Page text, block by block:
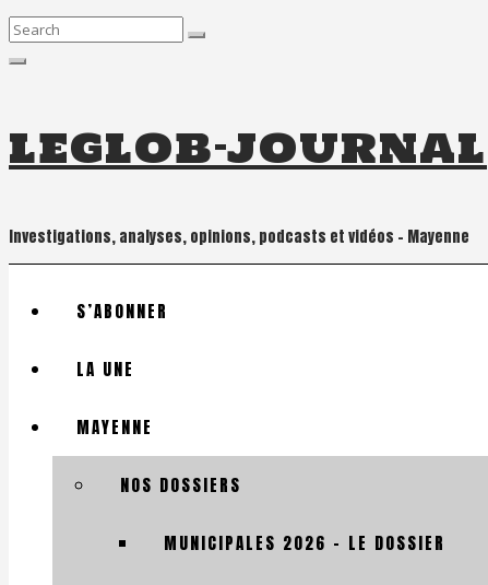
Search
leglob-journal
Investigations, analyses, opinions, podcasts et vidéos – Mayenne
S’ABONNER
LA UNE
MAYENNE
NOS DOSSIERS
MUNICIPALES 2026 – LE DOSSIER